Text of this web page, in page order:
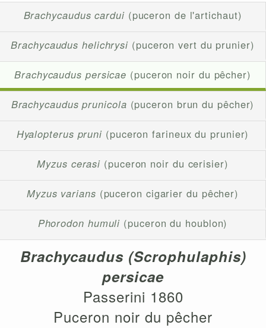
Brachycaudus cardui(puceron de l'artichaut)
Brachycaudus helichrysi (puceron vert du prunier)
Brachycaudus persicae (puceron noir du pêcher)
Brachycaudus prunicola (puceron brun du pêcher)
Hyalopterus pruni (puceron farineux du prunier)
Myzus cerasi (puceron noir du cerisier)
Myzus varians (puceron cigarier du pêcher)
Phorodon humuli (puceron du houblon)
Brachycaudus (Scrophulaphis)
persicae
Passerini 1860
Puceron noir du pêcher